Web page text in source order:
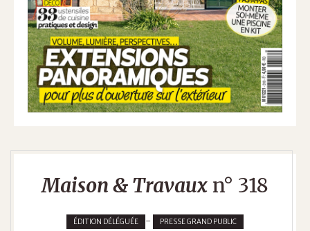
Maison & Travaux n° 318
ÉDITION DÉLÉGUÉE - PRESSE GRAND PUBLIC